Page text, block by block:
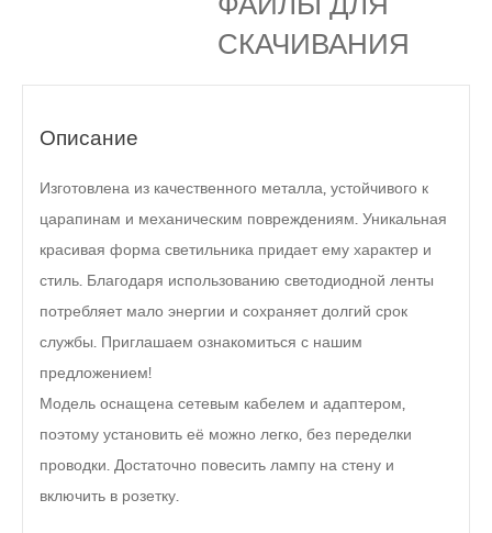
СКАЧИВАНИЯ
Описание
Изготовлена ​​из качественного металла, устойчивого к
царапинам и механическим повреждениям. Уникальная
красивая форма светильника придает ему характер и
стиль. Благодаря использованию светодиодной ленты
потребляет мало энергии и сохраняет долгий срок
службы. Приглашаем ознакомиться с нашим
предложением!
Модель оснащена сетевым кабелем и адаптером,
поэтому установить её можно легко, без переделки
проводки. Достаточно повесить лампу на стену и
включить в розетку.